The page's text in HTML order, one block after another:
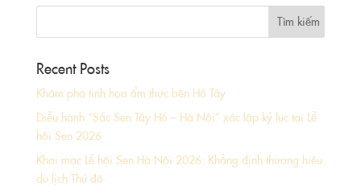
Recent Posts
Khám phá tinh hoa ẩm thực bên Hồ Tây
Diễu hành “Sắc Sen Tây Hồ – Hà Nội” xác lập kỷ lục tại Lễ
hội Sen 2026
Khai mạc Lễ hội Sen Hà Nội 2026: Khẳng định thương hiệu
du lịch Thủ đô